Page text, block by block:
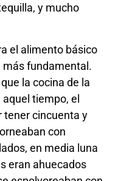
y mucho
el alimento básico
más fundamental.
la cocina de la
tiempo, el
tener cincuenta y
con
en media luna
eran ahuecados